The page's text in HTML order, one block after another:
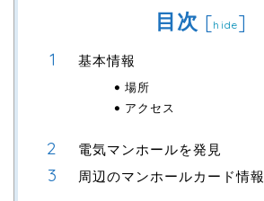
目次 [hide]
基本情報
場所
アクセス
電気マンホールを発見
周辺のマンホールカード情報